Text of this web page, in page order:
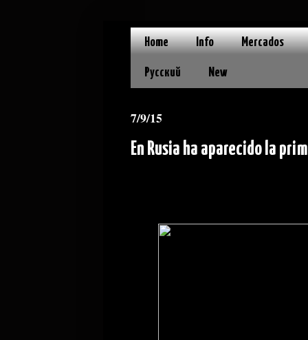
Home Info Mercados
Русский New
7/9/15
En Rusia ha aparecido la